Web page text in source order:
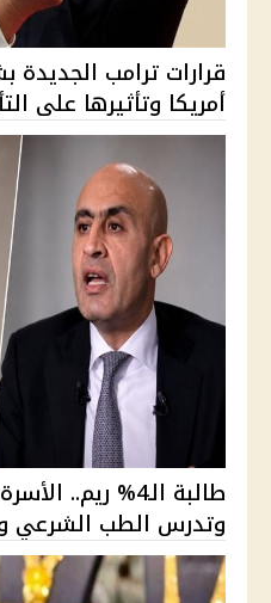
قرارات ترامب
أمريكا وتأثيرها على
طالبة الـ4%
وتدرس الطب الشرعي